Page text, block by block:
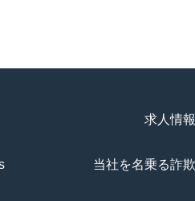
求人情報
当社を名乗る詐